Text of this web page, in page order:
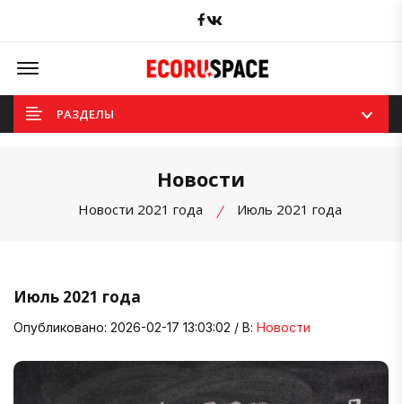
Facebook
Offcanvas Menu Open
РАЗДЕЛЫ
Новости
Новости 2021 года Июль 2021 года
Июль 2021 года
Опубликовано: 2026-02-17 13:03:02 / В: Новости